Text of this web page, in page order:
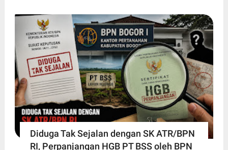
Diduga Tak Sejalan dengan SK ATR/BPN
RI, Perpanjangan HGB PT BSS oleh BPN